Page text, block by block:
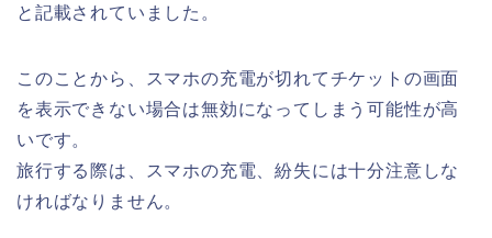
と記載されていました。
このことから、スマホの充電が切れてチケットの画面
を表示できない場合は無効になってしまう可能性が高
いです。
旅行する際は、スマホの充電、紛失には十分注意しな
ければなりません。